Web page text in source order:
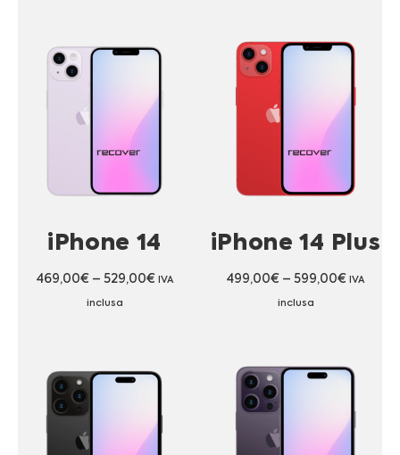
iPhone 14
469,00€ – 529,00€ IVA
inclusa
iPhone 14 Plus
499,00€ – 599,00€ IVA
inclusa